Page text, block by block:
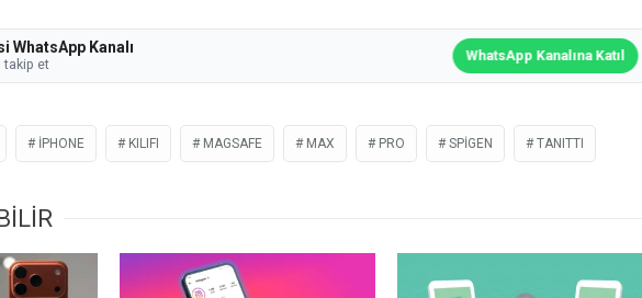
WhatsApp Kanalı
takip et
WhatsApp Kanalına Katıl
IPHONE KILIFI MAGSAFE MAX PRO SPIGEN TANITTI